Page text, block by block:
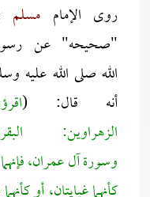
روى الإمام مسلم
"صحيحه" عن
الله صلى الله عليه
أنه قال: (
الزهراوين:
وسورة آل عمران، فإنهما